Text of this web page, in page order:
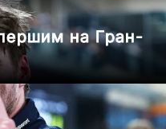
на Гран-